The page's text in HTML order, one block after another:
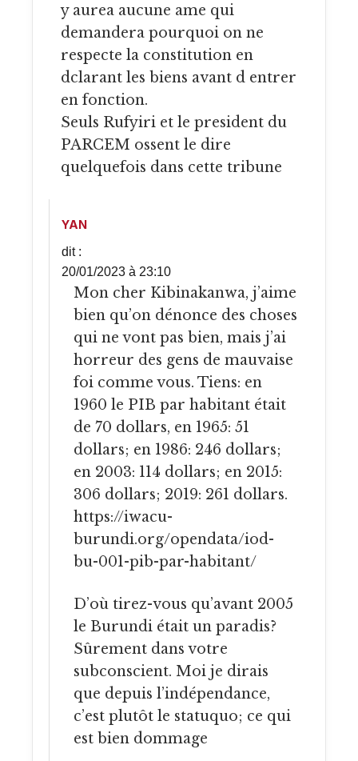
y aurea aucune ame qui
demandera pourquoi on ne
respecte la constitution en
dclarant les biens avant d entrer
en fonction.
Seuls Rufyiri et le president du
PARCEM ossent le dire
quelquefois dans cette tribune
YAN
dit :
20/01/2023 à 23:10
Mon cher Kibinakanwa, j’aime
bien qu’on dénonce des choses
qui ne vont pas bien, mais j’ai
horreur des gens de mauvaise
foi comme vous. Tiens: en
1960 le PIB par habitant était
de 70 dollars, en 1965: 51
dollars; en 1986: 246 dollars;
en 2003: 114 dollars; en 2015:
306 dollars; 2019: 261 dollars.
https://iwacu-
burundi.org/opendata/iod-
bu-001-pib-par-habitant/
D’où tirez-vous qu’avant 2005
le Burundi était un paradis?
Sûrement dans votre
subconscient. Moi je dirais
que depuis l’indépendance,
c’est plutôt le statuquo; ce qui
est bien dommage